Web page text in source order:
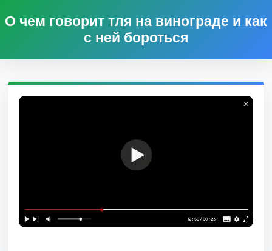
О чем говорит тля на винограде и как
с ней бороться